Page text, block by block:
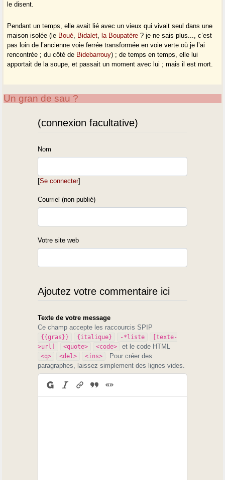
le disent.
Pendant un temps, elle avait lié avec un vieux qui vivait seul dans une
maison isolée (le Boué, Bidalet, la Boupatère ? je ne sais plus..., c’est
pas loin de l’ancienne voie ferrée transformée en voie verte où je l’ai
rencontrée ; du côté de Bidebarrouy) ; de temps en temps, elle lui
apportait de la soupe, et passait un moment avec lui ; mais il est mort.
Un gran de sau ?
(connexion facultative)
Nom
[Se connecter]
Courriel (non publié)
Votre site web
Ajoutez votre commentaire ici
Texte de votre message
Ce champ accepte les raccourcis SPIP
{{gras}} {italique} -*liste
[texte-
>url]
<quote> <code> et le code HTML
<q> <del> <ins>
. Pour créer des
paragraphes, laissez simplement des lignes vides.